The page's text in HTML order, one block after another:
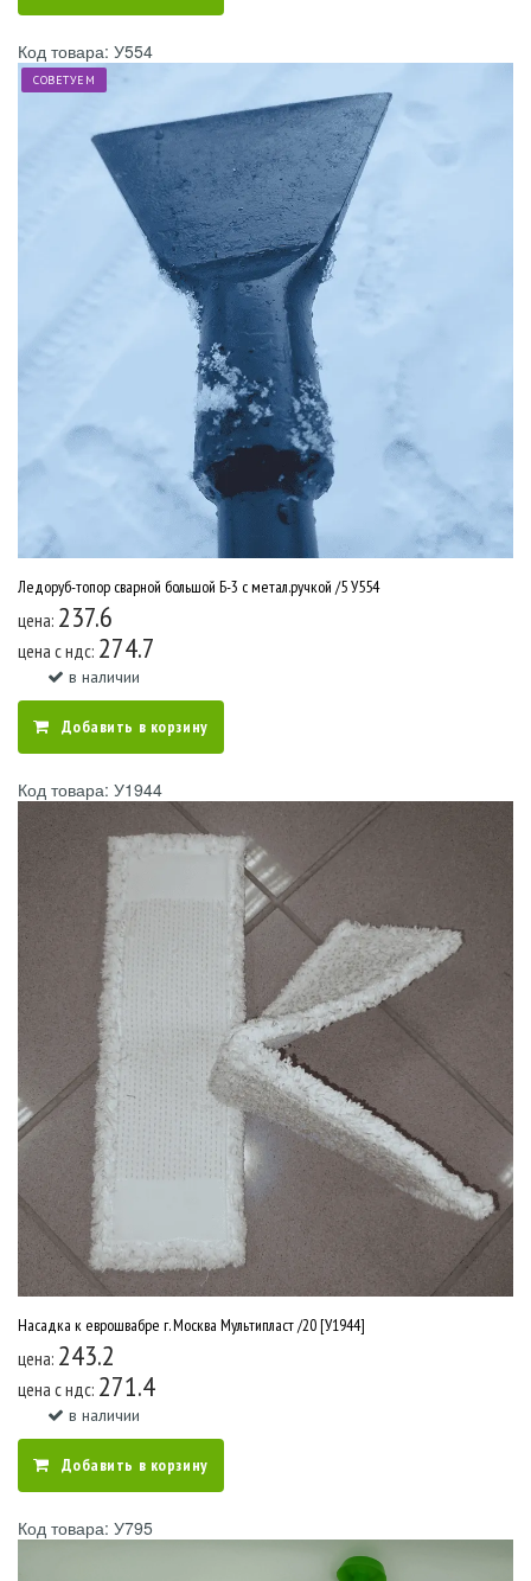
Код товара: У554
СОВЕТУЕМ
Ледоруб-топор сварной большой Б-3 с метал.ручкой /5 У554
цена: 237.6
цена c ндс: 274.7
в наличии
Добавить в корзину
Код товара: У1944
Насадка к еврошвабре г. Москва Мультипласт /20 [У1944]
цена: 243.2
цена c ндс: 271.4
в наличии
Добавить в корзину
Код товара: У795